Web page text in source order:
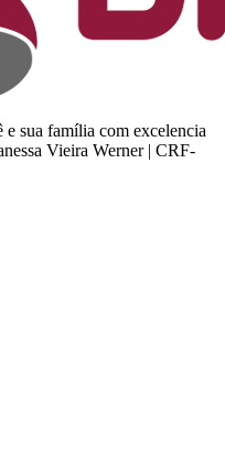
sua família com excelencia
Vieira Werner | CRF-